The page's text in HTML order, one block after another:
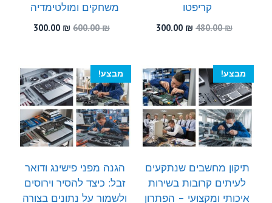
קריפטו
480.00₪
המחיר
480.00 ₪.
300.00 ₪
300.00 ₪.
משחקים ומולטימדיה
600.00₪
המחיר
600.00 ₪.
300.00 ₪
המחיר
300.00 ₪.
מבצע!
תיקון מחשבים שנתקעים
לעיתים קרובות בשירות
איכותי ומקצועי – הפתרון
מבצע!
הגנה מפני פישינג ודואר
זבל: כיצד להסיר וירוסים
ולשמור על נתונים בצורה